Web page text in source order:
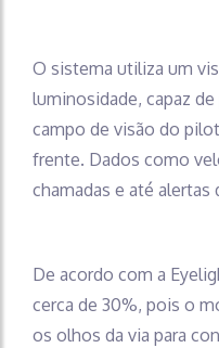
O sistema utiliza um
luminosidade, capaz
campo de visão do
frente. Dados como
chamadas e até alertas
De acordo com a
cerca de 30%, pois o
os olhos da via para